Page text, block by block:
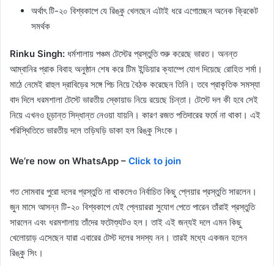
অর্থাৎ টি-২০ বিশ্বকাপে যে রিঙ্কু খেলছেন এটাই ধরে এগোচ্ছেন অনেক ক্রিকেট
সমর্থক
Rinku Singh: ধর্মশালায় পঞ্চম টেস্টের প্রস্তুতি শুরু করেছে ভারত। অনন্ত
আম্বানির প্রাক বিবাহ অনুষ্ঠান শেষ করে টিম ইন্ডিয়ার ক্যাম্পে যোগ দিয়েছে রোহিত শর্মা।
মাঠে নেমেই রাহুল দ্রাবিড়ের সঙ্গে পিচ নিয়ে বৈঠক করেছেন তিনি। তবে প্রাকৃতিক সমস্যা
বাদ দিলে ধরমশালা টেস্টে ভারতীয় স্কোয়াড নিয়ে রয়েছে চিন্তা। টেস্টে দল কী হবে সেই
নিয়ে এখনও চূড়ান্ত সিদ্ধান্ত নেওয়া যায়নি। কারণ রজত পতিদারের ফর্মে না থাকা। এই
পরিস্থিতিতে ভারতীয় দলে তড়িঘড়ি ডাকা হল রিঙ্কু সিংকে।
We’re now on WhatsApp – Click to join
গত সোমবার পুরো দলের প্রস্তুতি না থাকলেও নির্বাচিত কিছু প্লেয়ার প্রস্তুতি সারলেন।
জুন মাসে আসন্ন টি-২০ বিশ্বকাপে যেই প্লেয়াররা সুযোগ পেতে পারেন তাঁরাই প্রস্তুতি
সারলেন এবং ধরমশালায় তাঁদের ফটোশ্যুটও হল। তাই এই জন্যই দলে এমন কিছু
খেলোয়াড় এসেছেন যারা এবারের টেস্ট দলের সদস্য নন। তারই মধ্যে একজন হলেন
রিঙ্কু সিং।